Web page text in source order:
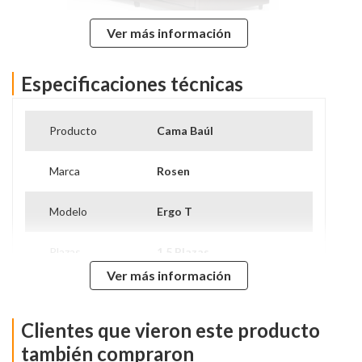
BED BOXET:
UNA SOLA CAMA.
UNA INNOVACIÓN DE
CAMA INFERIOR CON
ESPACIO DE
Ver más información
Especificaciones técnicas
Producto Cama Baúl
Marca Rosen
Modelo Ergo T
Tipo De Base Base Normal
Nivel de Firmeza Intermedio
Ver más información
Clientes que vieron este producto
también compraron